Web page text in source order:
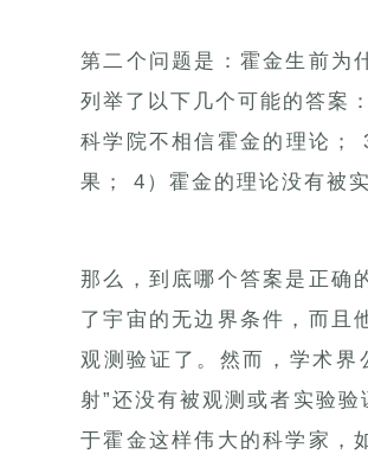
第二个问题是：霍金生前为
列举了以下几个可能的答案
科学院不相信霍金的理论；
果； 4）霍金的理论没有被
那么，到底哪个答案是正确
了宇宙的无边界条件，而且
观测验证了。然而，学术
射”还没有被观测或者实验
于霍金这样伟大的科学家，